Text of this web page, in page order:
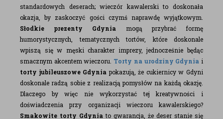
standardowych deserach; wieczór kawalerski to doskonała
okazja, by zaskoczyć gości czymś naprawdę wyjątkowym.
Słodkie prezenty Gdynia mogą przybrać formę
humorystycznych, tematycznych tortów, które doskonale
wpiszą się w męski charakter imprezy, jednocześnie będąc
smacznym akcentem wieczoru. Torty na urodziny Gdynia i
torty jubileuszowe Gdynia pokazują, że cukiernicy w Gdyni
doskonale radzą sobie z realizacją pomysłów na każdą okazję.
Dlaczego by więc nie wykorzystać tej kreatywności i
doświadczenia przy organizacji wieczoru kawalerskiego?
Smakowite torty Gdynia to gwarancja, że deser stanie się